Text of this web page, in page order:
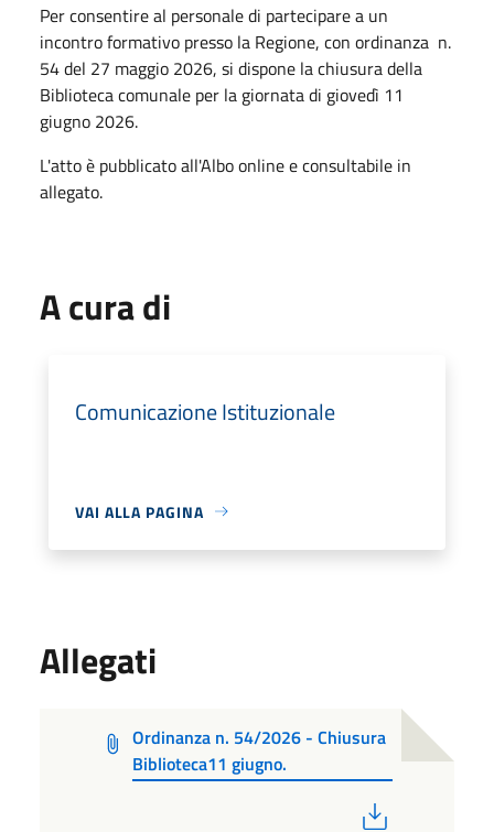
Per consentire al personale di partecipare a un
incontro formativo presso la Regione, con ordinanza n.
54 del 27 maggio 2026, si dispone la chiusura della
Biblioteca comunale per la giornata di giovedì 11
giugno 2026.
L'atto è pubblicato all'Albo online e consultabile in
allegato.
A cura di
Comunicazione Istituzionale
VAI ALLA PAGINA
Allegati
Ordinanza n. 54/2026 - Chiusura
Biblioteca11 giugno.